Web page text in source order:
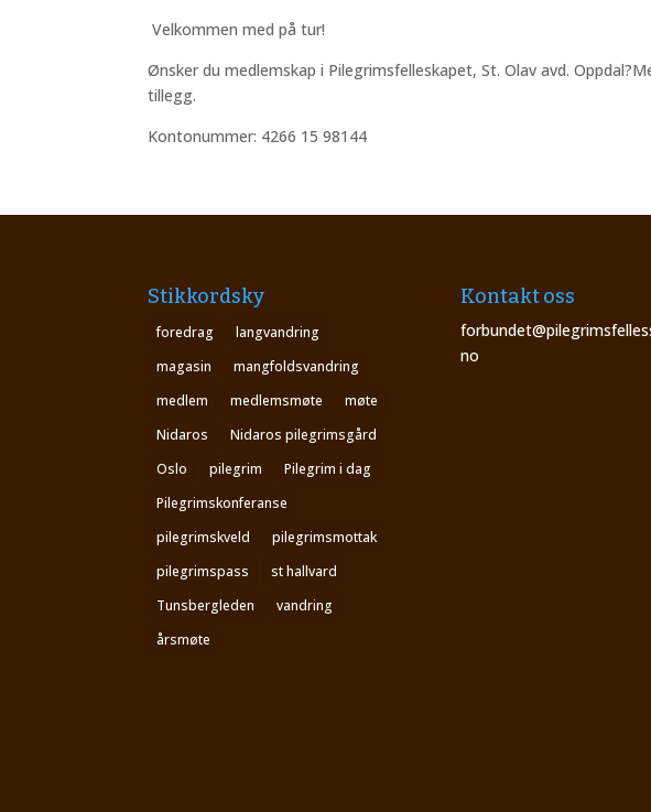
Velkommen med på tur!
Ønsker du medlemskap i Pilegrimsfelleskapet, St. Olav avd.
tillegg.
Kontonummer: 4266 15 98144
Stikkordsky
foredrag
langvandring
magasin
mangfoldsvandring
medlem
medlemsmøte
møte
Nidaros
Nidaros pilegrimsgård
Oslo
pilegrim
Pilegrim i dag
Pilegrimskonferanse
pilegrimskveld
pilegrimsmottak
pilegrimspass
st hallvard
Tunsbergleden
vandring
årsmøte
Kontakt oss
no